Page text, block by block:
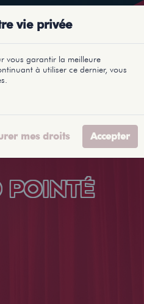
POINTÉ
vie privée
vous garantir la meilleure
à utiliser ce dernier, vous
mes droits Accepter